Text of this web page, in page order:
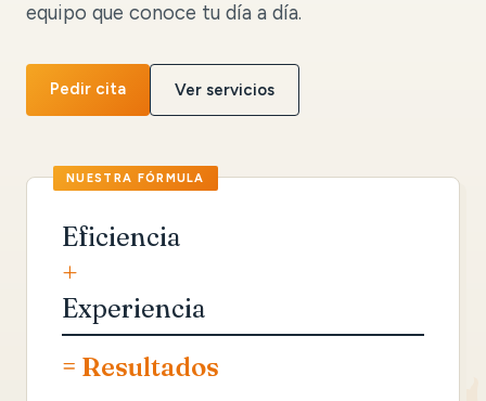
equipo que conoce tu día a día.
Pedir cita Ver servicios
Eficiencia
+
Experiencia
= Resultados